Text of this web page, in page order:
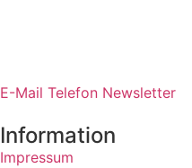
E-Mail Telefon Newsletter
Information
Impressum